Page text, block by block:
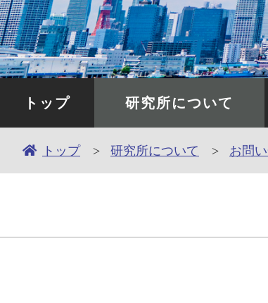
トップ 研究所について
トップ 研究所について お問